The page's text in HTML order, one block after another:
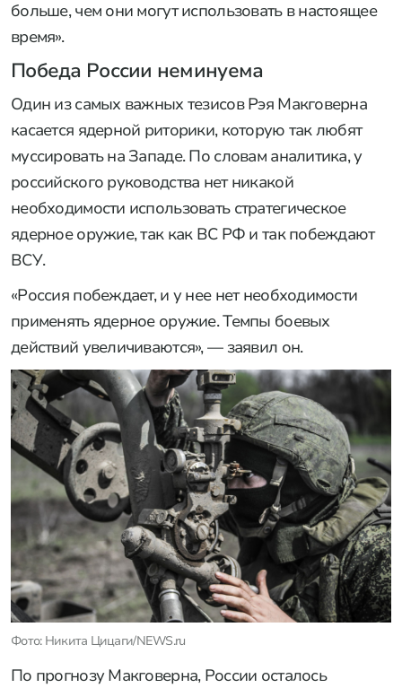
больше, чем они могут использовать в настоящее
время».
Победа России неминуема
Один из самых важных тезисов Рэя Макговерна
касается ядерной риторики, которую так любят
муссировать на Западе. По словам аналитика, у
российского руководства нет никакой
необходимости использовать стратегическое
ядерное оружие, так как ВС РФ и так побеждают
ВСУ.
«Россия побеждает, и у нее нет необходимости
применять ядерное оружие. Темпы боевых
действий увеличиваются», — заявил он.
Фото: Никита Цицаги/NEWS.ru
По прогнозу Макговерна, России осталось